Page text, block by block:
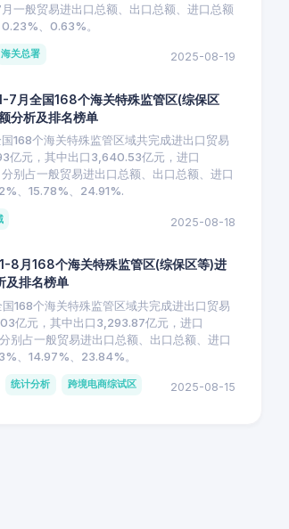
一般贸易进出口总额、出口总额、进口总额
、0.63%。
海关总署 2025-08-19
7月全国168个海关特殊监管区(综保区
分析及排名榜单
168个海关特殊监管区域共完成进出口贸易
亿元，其中出口3,640.53亿元，进口
别占一般贸易进出口总额、出口总额、进口
、15.78%、24.91%.
2025-08-18
8月168个海关特殊监管区(综保区等)进
及排名榜单
168个海关特殊监管区域共完成进出口贸易
亿元，其中出口3,293.87亿元，进口
别占一般贸易进出口总额、出口总额、进口
、14.97%、23.84%。
统计分析 跨境电商综试区 2025-08-15